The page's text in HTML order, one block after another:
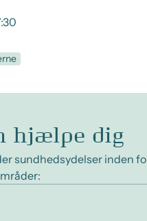
hjælpe dig
sundhedsydelser inden